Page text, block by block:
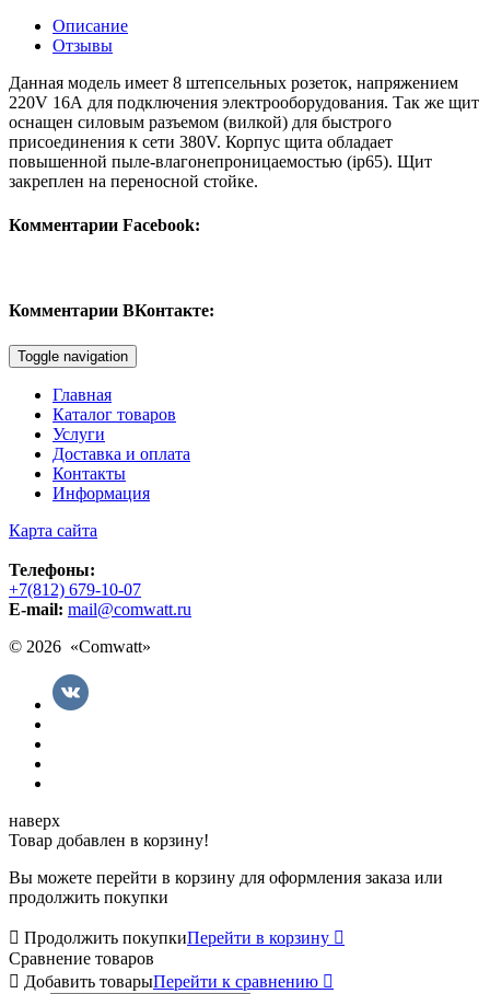
Описание
Отзывы
Данная модель имеет 8 штепсельных розеток, напряжением
220V 16А для подключения электрооборудования. Так же щит
оснащен силовым разъемом (вилкой) для быстрого
присоединения к сети 380V. Корпус щита обладает
повышенной пыле-влагонепроницаемостью (ip65). Щит
закреплен на переносной стойке.
Комментарии Facebook:
Комментарии ВКонтакте:
Toggle navigation
Главная
Каталог товаров
Услуги
Доставка и оплата
Контакты
Информация
Карта сайта
Телефоны:
+7(812) 679-10-07
E-mail: mail@comwatt.ru
© 2026 «Comwatt»
наверх
Товар добавлен в корзину!
Вы можете перейти в корзину для оформления заказа или
продолжить покупки
 Продолжить покупкиПерейти в корзину 
Сравнение товаров
 Добавить товарыПерейти к сравнению 